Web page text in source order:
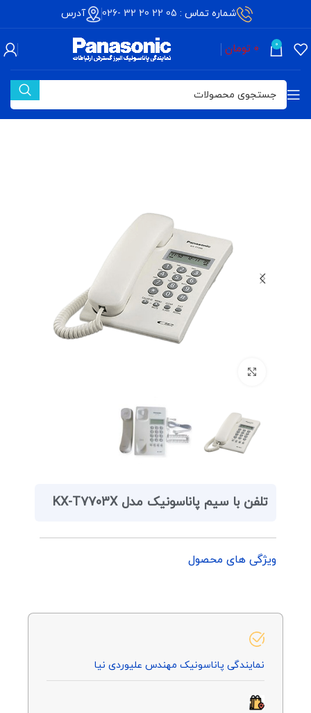
شماره تماس : 05 22 20 32 -026 آدرس
0
0 تومان
تلفن با سیم پاناسونیک مدل KX-T7703X
ویژگی های محصول
نمایندگی پاناسونیک مهندس علیوردی نیا